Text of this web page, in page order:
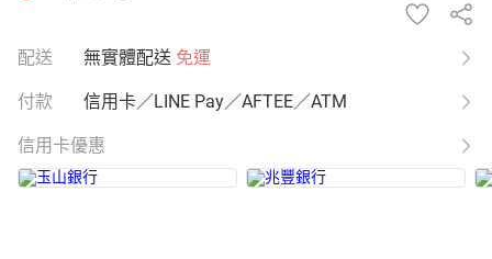
配送 無實體配送 免運
付款 信用卡／LINE Pay／AFTEE／ATM
信用卡優惠